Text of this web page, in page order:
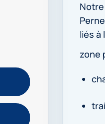
liés à
zone